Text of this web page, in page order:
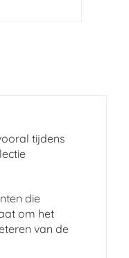
tijdens
die
om het
van de